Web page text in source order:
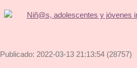
Publicado: 2022-03-13 21:13:54 (28757)